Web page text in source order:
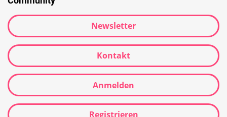
Newsletter
Kontakt
Anmelden
Registrieren